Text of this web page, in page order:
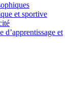
et sportive
d’apprentissage et